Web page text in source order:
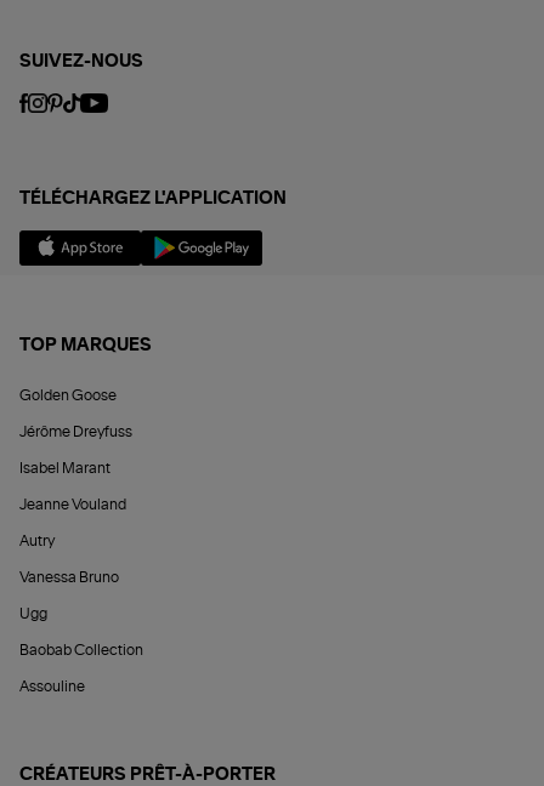
SUIVEZ-NOUS
TÉLÉCHARGEZ L'APPLICATION
TOP MARQUES
Golden Goose
Jérôme Dreyfuss
Isabel Marant
Jeanne Vouland
Autry
Vanessa Bruno
Ugg
Baobab Collection
Assouline
CRÉATEURS PRÊT-À-PORTER